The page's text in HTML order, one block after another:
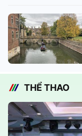
THỂ THAO